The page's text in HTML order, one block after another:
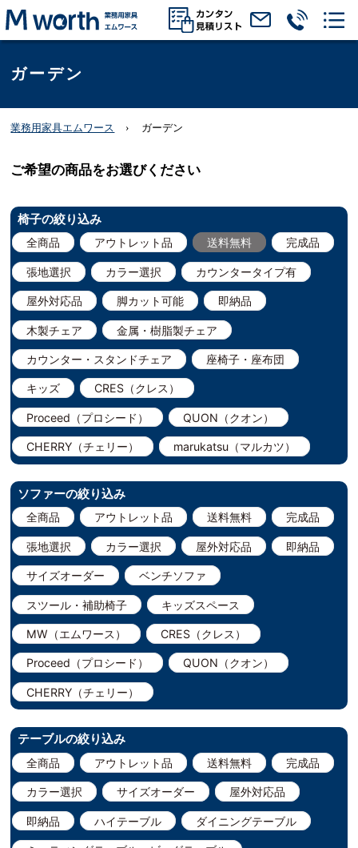
ガーデン
業務用家具エムワース ガーデン
ご希望の商品をお選びください
椅子の絞り込み
全商品 アウトレット品 送料無料 完成品
張地選択 カラー選択 カウンタータイプ有
屋外対応品 脚カット可能 即納品
木製チェア 金属・樹脂製チェア
カウンター・スタンドチェア 座椅子・座布団
キッズ CRES（クレス）
Proceed（プロシード） QUON（クオン）
CHERRY（チェリー） marukatsu（マルカツ）
ソファーの絞り込み
全商品 アウトレット品 送料無料 完成品
張地選択 カラー選択 屋外対応品 即納品
サイズオーダー ベンチソファ
スツール・補助椅子 キッズスペース
MW（エムワース） CRES（クレス）
Proceed（プロシード） QUON（クオン）
CHERRY（チェリー）
テーブルの絞り込み
全商品 アウトレット品 送料無料 完成品
カラー選択 サイズオーダー 屋外対応品
即納品 ハイテーブル ダイニングテーブル